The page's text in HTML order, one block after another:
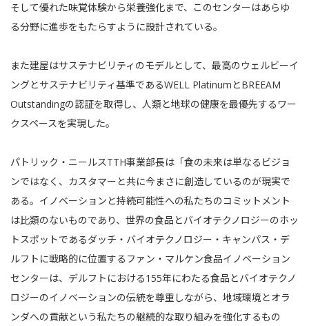
そして優れた味覚体験から栄養強化まで、このセンターはあらゆ
る分野に進歩をもたらすように設計されている。
また建屋はサステナビリティのモデルとして、最高のウェルビーイ
ングとサステナビリティ基準であるWELL PlatinumとBREEAM
Outstandingの認証を取得し、人類と地球の健康を最優先するワー
クスペースを実現した。
パトリック・ニールスTTH事業部長は「食の未来は単なるビジョ
ンではなく、カスタマーと共に今まさに創造しているのが現実で
ある。イノベーションと持続可能性への私たちのコミットメント
は比類のないものであり、世界の食品とバイオテクノロジーのホッ
トスポットであるダッチ・バイオテクノロジー・キャンパス・デ
ルフトに戦略的に位置するファン・マルケン食品イノベーション
センターは、デルフトにおける155年にわたる食品とバイオテクノ
ロジーのイノベーションの伝統を尊重しながら、地域環境とオラ
ンダへの貢献という私たちの継続的な取り組みを強化するもの